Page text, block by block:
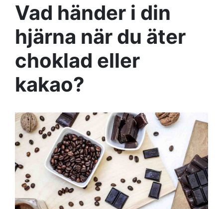
Vad händer i din
hjärna när du äter
choklad eller
kakao?